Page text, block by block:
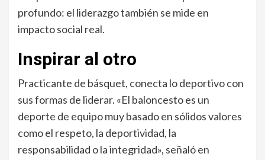
profundo: el liderazgo también se mide en
impacto social real.
Inspirar al otro
Practicante de básquet, conecta lo deportivo con
sus formas de liderar. «El baloncesto es un
deporte de equipo muy basado en sólidos valores
como el respeto, la deportividad, la
responsabilidad o la integridad», señaló en